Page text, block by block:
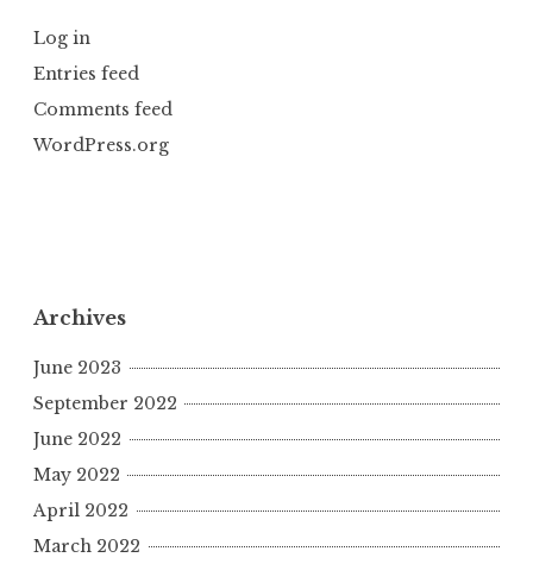
Log in
Entries feed
Comments feed
WordPress.org
Archives
June 2023
September 2022
June 2022
May 2022
April 2022
March 2022